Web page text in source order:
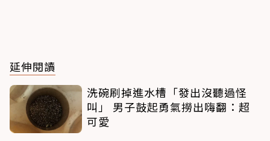
延伸閱讀
洗碗刷掉進水槽「發出沒聽過怪
叫」 男子鼓起勇氣撈出嗨翻：超
可愛